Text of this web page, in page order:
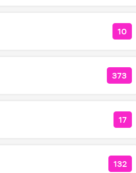
10
373
17
132